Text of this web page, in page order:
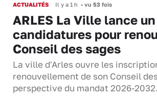
ACTUALITÉS Il y a 1 h • vu 53 fois
ARLES La Ville lance
candidatures pour
Conseil des sages
La ville d'Arles ouvre les
renouvellement de son Conseil
perspective du mandat 2026-